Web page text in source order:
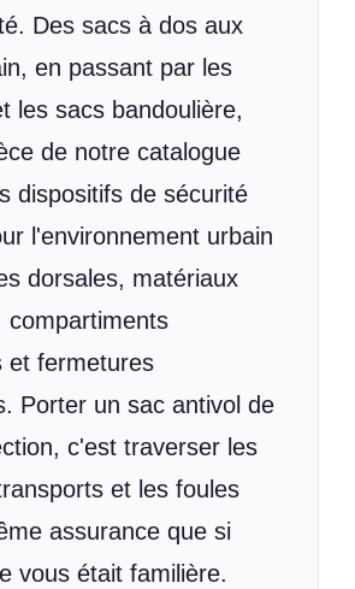
Des sacs à dos aux
en passant par les
les sacs bandoulière,
de notre catalogue
dispositifs de sécurité
l'environnement urbain
dorsales, matériaux
compartiments
et fermetures
Porter un sac antivol de
c'est traverser les
et les foules
assurance que si
vous était familière.